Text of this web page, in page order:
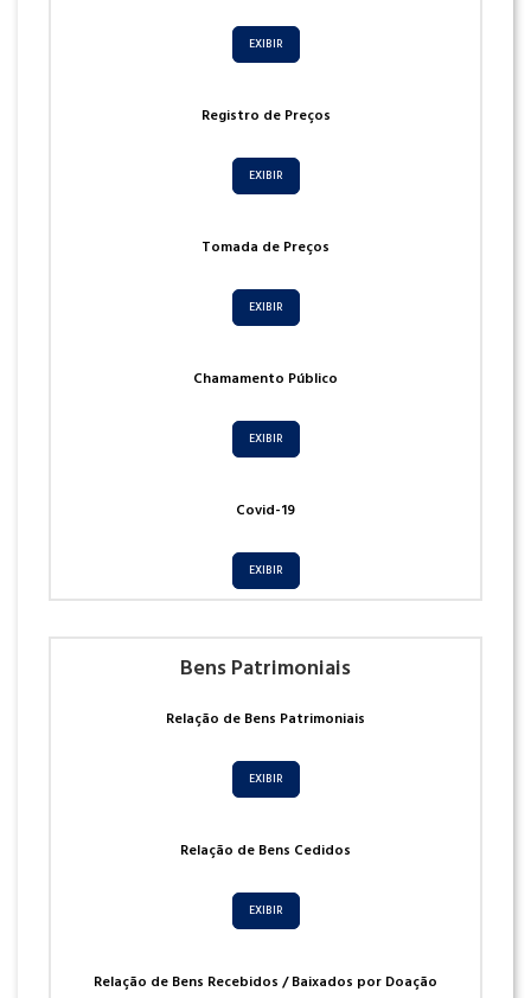
EXIBIR
Registro de Preços
EXIBIR
Tomada de Preços
EXIBIR
Chamamento Público
EXIBIR
Covid-19
EXIBIR
Bens Patrimoniais
Relação de Bens Patrimoniais
EXIBIR
Relação de Bens Cedidos
EXIBIR
Relação de Bens Recebidos / Baixados por Doação